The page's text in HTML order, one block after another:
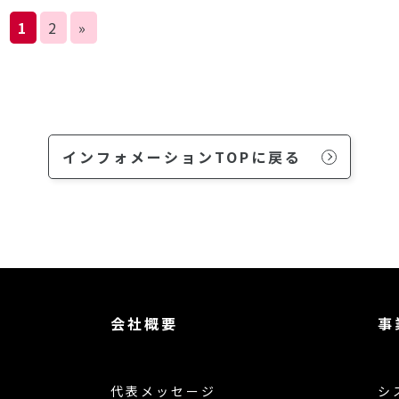
1 2 »
インフォメーションTOPに戻る
会社概要
代表メッセージ
事
シ